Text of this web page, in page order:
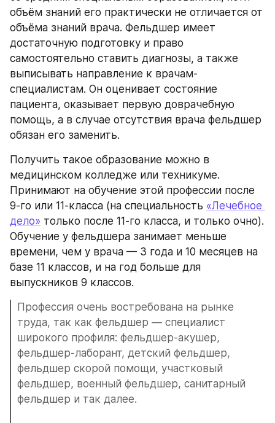
объём знаний его практически не отличается от
объёма знаний врача. Фельдшер имеет
достаточную подготовку и право
самостоятельно ставить диагнозы, а также
выписывать направление к врачам-
специалистам. Он оценивает состояние
пациента, оказывает первую доврачебную
помощь, а в случае отсутствия врача фельдшер
обязан его заменить.
Получить такое образование можно в
медицинском колледже или техникуме.
Принимают на обучение этой профессии после
9-го или 11-класса (на специальность «Лечебное
дело» только после 11-го класса, и только очно).
Обучение у фельдшера занимает меньше
времени, чем у врача — 3 года и 10 месяцев на
базе 11 классов, и на год больше для
выпускников 9 классов.
Профессия очень востребована на рынке
труда, так как фельдшер — специалист
широкого профиля: фельдшер-акушер,
фельдшер-лаборант, детский фельдшер,
фельдшер скорой помощи, участковый
фельдшер, военный фельдшер, санитарный
фельдшер и так далее.